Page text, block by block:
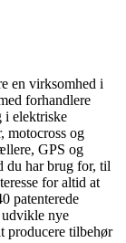
en virksomhed i
forhandlere
i elektriske
motocross og
GPS og
du har brug for, til
for altid at
patenterede
udvikle nye
producere tilbehør